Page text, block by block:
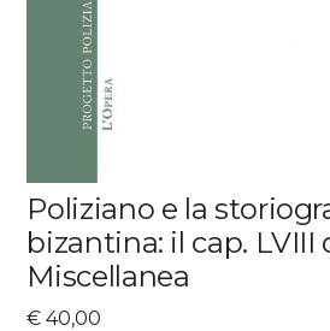
Poliziano e la
bizantina: il cap. LVIII
Miscellanea
€ 40,00